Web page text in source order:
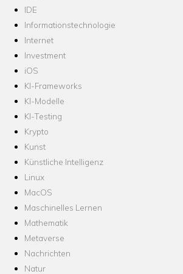
IDE
Informationstechnologie
Internet
Investment
iOS
KI-Frameworks
KI-Modelle
KI-Testing
Krypto
Kunst
Künstliche Intelligenz
Linux
MacOS
Maschinelles Lernen
Mathematik
Metaverse
Nachrichten
Natur